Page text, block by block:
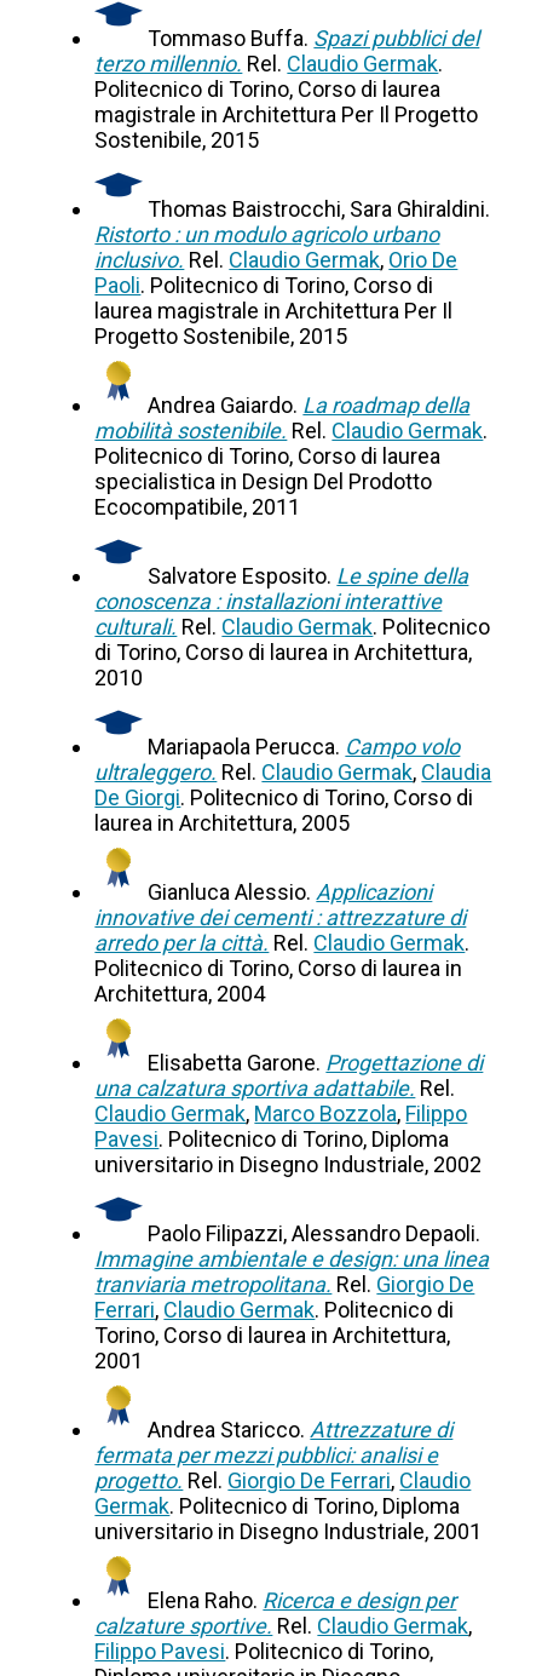
Tommaso Buffa. Spazi pubblici del
terzo millennio. Rel. Claudio Germak.
Politecnico di Torino, Corso di laurea
magistrale in Architettura Per Il Progetto
Sostenibile, 2015
Thomas Baistrocchi, Sara Ghiraldini.
Ristorto : un modulo agricolo urbano
inclusivo. Rel. Claudio Germak, Orio De
Paoli. Politecnico di Torino, Corso di
laurea magistrale in Architettura Per Il
Progetto Sostenibile, 2015
Andrea Gaiardo. La roadmap della
mobilità sostenibile. Rel. Claudio Germak.
Politecnico di Torino, Corso di laurea
specialistica in Design Del Prodotto
Ecocompatibile, 2011
Salvatore Esposito. Le spine della
conoscenza : installazioni interattive
culturali. Rel. Claudio Germak. Politecnico
di Torino, Corso di laurea in Architettura,
2010
Mariapaola Perucca. Campo volo
ultraleggero. Rel. Claudio Germak, Claudia
De Giorgi. Politecnico di Torino, Corso di
laurea in Architettura, 2005
Gianluca Alessio.Applicazioni
innovative dei cementi : attrezzature di
arredo per la città. Rel. Claudio Germak.
Politecnico di Torino, Corso di laurea in
Architettura, 2004
Elisabetta Garone. Progettazione di
una calzatura sportiva adattabile. Rel.
Claudio Germak, Marco Bozzola, Filippo
Pavesi. Politecnico di Torino, Diploma
universitario in Disegno Industriale, 2002
Paolo Filipazzi, Alessandro Depaoli.
Immagine ambientale e design: una linea
tranviaria metropolitana. Rel. Giorgio De
Ferrari, Claudio Germak. Politecnico di
Torino, Corso di laurea in Architettura,
2001
Andrea Staricco.Attrezzature di
fermata per mezzi pubblici: analisi e
progetto. Rel. Giorgio De Ferrari, Claudio
Germak. Politecnico di Torino, Diploma
universitario in Disegno Industriale, 2001
Elena Raho. Ricerca e design per
calzature sportive. Rel. Claudio Germak,
Filippo Pavesi. Politecnico di Torino,